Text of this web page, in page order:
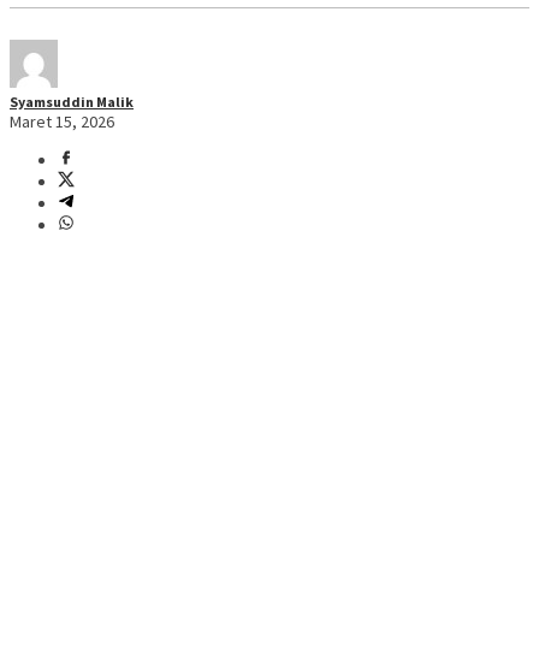
Syamsuddin Malik
Maret 15, 2026